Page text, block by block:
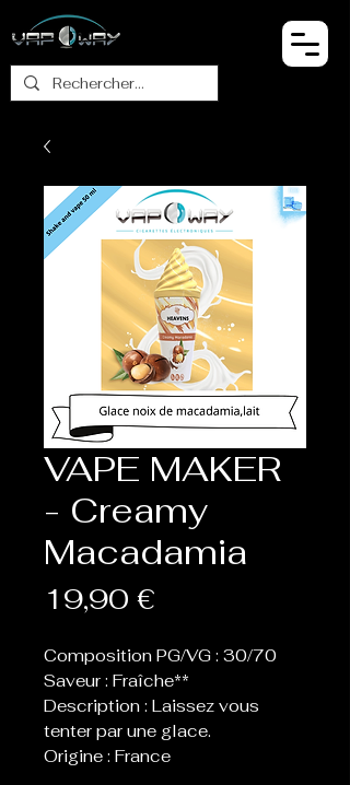
VAPE MAKER
- Creamy
Macadamia
19,90 €
Composition PG/VG : 30/70
Saveur : Fraîche**
Description : Laissez vous
tenter par une glace.
Origine : France